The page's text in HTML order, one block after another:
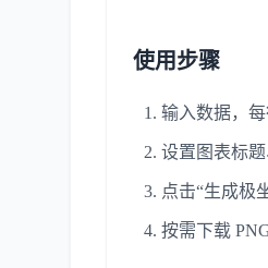
使用步骤
输入数据，每
设置图表标题
点击“生成极
按需下载